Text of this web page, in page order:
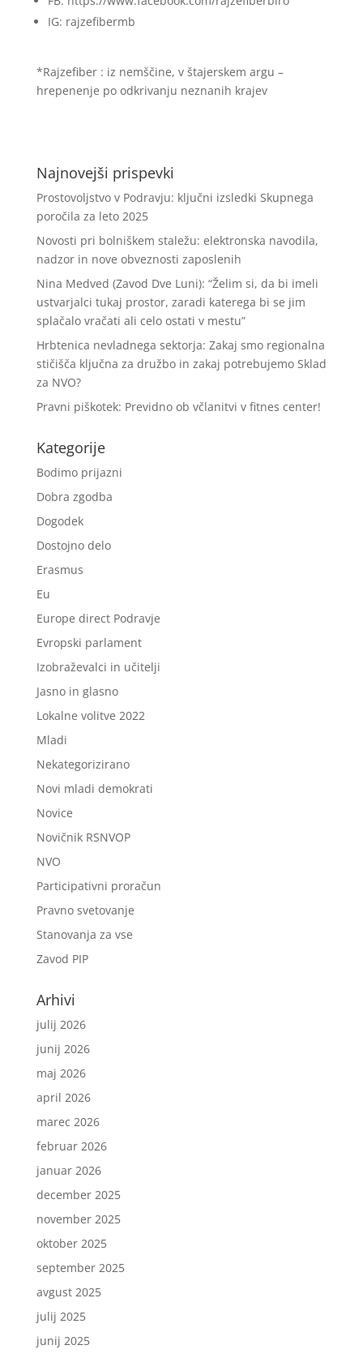
IG: rajzefibermb
*Rajzefiber : iz nemščine, v štajerskem argu –
hrepenenje po odkrivanju neznanih krajev
Najnovejši prispevki
Prostovoljstvo v Podravju: ključni izsledki Skupnega
poročila za leto 2025
Novosti pri bolniškem staležu: elektronska navodila,
nadzor in nove obveznosti zaposlenih
Nina Medved (Zavod Dve Luni): “Želim si, da bi imeli
ustvarjalci tukaj prostor, zaradi katerega bi se jim
splačalo vračati ali celo ostati v mestu”
Hrbtenica nevladnega sektorja: Zakaj smo regionalna
stičišča ključna za družbo in zakaj potrebujemo Sklad
za NVO?
Pravni piškotek: Previdno ob včlanitvi v fitnes center!
Kategorije
Bodimo prijazni
Dobra zgodba
Dogodek
Dostojno delo
Erasmus
Eu
Europe direct Podravje
Evropski parlament
Izobraževalci in učitelji
Jasno in glasno
Lokalne volitve 2022
Mladi
Nekategorizirano
Novi mladi demokrati
Novice
Novičnik RSNVOP
NVO
Participativni proračun
Pravno svetovanje
Stanovanja za vse
Zavod PIP
Arhivi
julij 2026
junij 2026
maj 2026
april 2026
marec 2026
februar 2026
januar 2026
december 2025
november 2025
oktober 2025
september 2025
avgust 2025
julij 2025
junij 2025